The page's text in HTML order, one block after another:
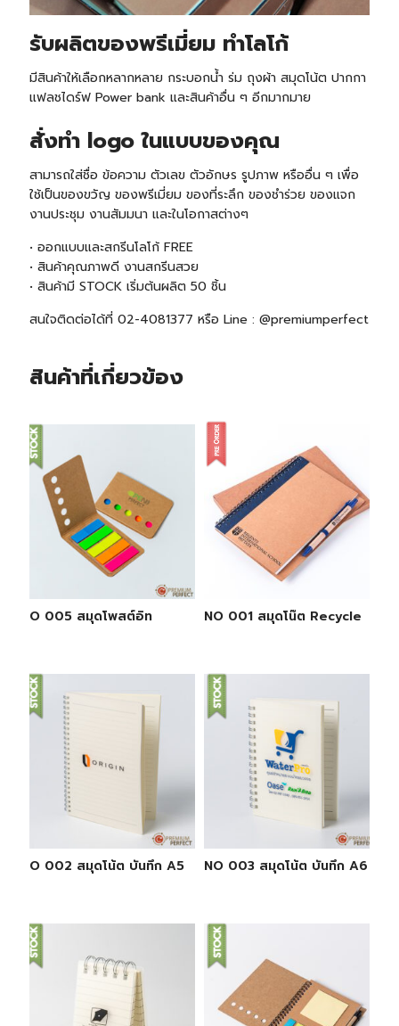
รับผลิตของพรีเมี่ยม ทำโลโก้
มีสินค้าให้เลือกหลากหลาย กระบอกน้ำ ร่ม ถุงผ้า สมุดโน้ต ปากกา
แฟลชไดร์ฟ Power bank และสินค้าอื่น ๆ อีกมากมาย
สั่งทำ logo ในแบบของคุณ
สามารถใส่ชื่อ ข้อความ ตัวเลข ตัวอักษร รูปภาพ หรืออื่น ๆ เพื่อ
ใช้เป็นของขวัญ ของพรีเมี่ยม ของที่ระลึก ของชำร่วย ของแจก
งานประชุม งานสัมมนา และในโอกาสต่างๆ
• ออกแบบและสกรีนโลโก้ FREE
• สินค้าคุณภาพดี งานสกรีนสวย
• สินค้ามีSTOCK เริ่มต้นผลิต 50 ชิ้น
สนใจติดต่อได้ที่ 02-4081377 หรือ Line : @premiumperfect
สินค้าที่เกี่ยวข้อง
NO 005 สมุดโพสต์อิท NO 001 สมุดโน๊ต Recycle
NO 002 สมุดโน้ต บันทึก A5 NO 003 สมุดโน้ต บันทึก A6